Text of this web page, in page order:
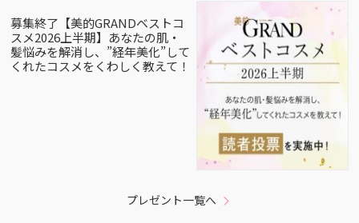
募集終了【美的GRANDベストコ
スメ2026上半期】あなたの肌・
髪悩みを解消し、”経年美化”して
くれたコスメをくわしく教えて！
プレゼント一覧へ